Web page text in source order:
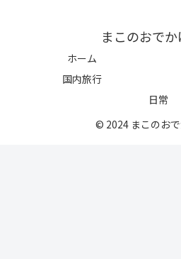
まこのおで
ホーム
国内旅行
日常
© 2024 まこのお